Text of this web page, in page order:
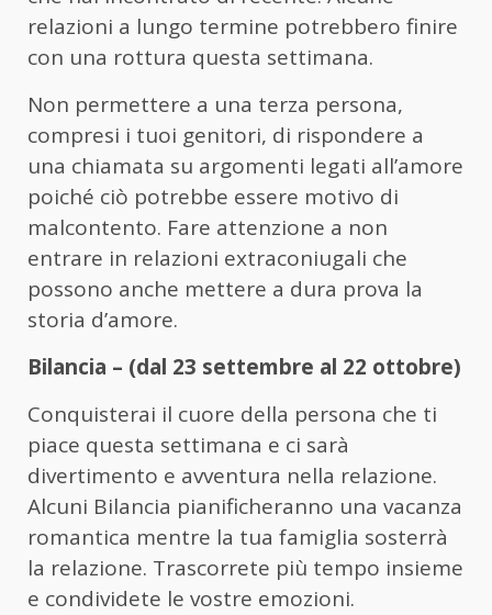
relazioni a lungo termine potrebbero finire
con una rottura questa settimana.
Non permettere a una terza persona,
compresi i tuoi genitori, di rispondere a
una chiamata su argomenti legati all’amore
poiché ciò potrebbe essere motivo di
malcontento. Fare attenzione a non
entrare in relazioni extraconiugali che
possono anche mettere a dura prova la
storia d’amore.
Bilancia – (dal 23 settembre al 22 ottobre)
Conquisterai il cuore della persona che ti
piace questa settimana e ci sarà
divertimento e avventura nella relazione.
Alcuni Bilancia pianificheranno una vacanza
romantica mentre la tua famiglia sosterrà
la relazione. Trascorrete più tempo insieme
e condividete le vostre emozioni.